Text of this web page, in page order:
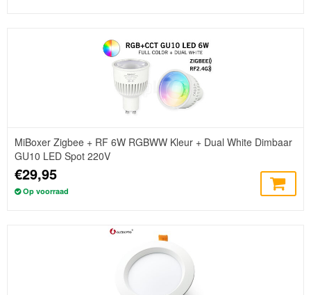
MiBoxer Zigbee + RF 6W RGBWW Kleur + Dual White Dimbaar
GU10 LED Spot 220V
€29,95
Op voorraad